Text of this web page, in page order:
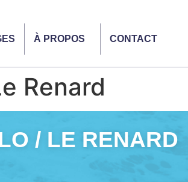
À PROPOS CONTACT
Renard
/ LE RENARD